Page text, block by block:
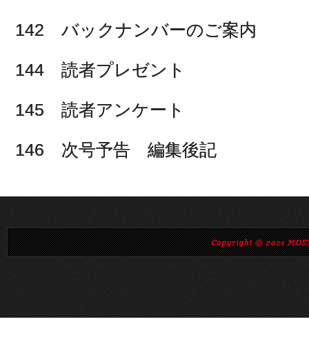
142 バックナンバーのご案内
144 読者プレゼント
145 読者アンケート
146 次号予告 編集後記